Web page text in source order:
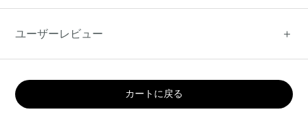
ユーザーレビュー
カートに戻る